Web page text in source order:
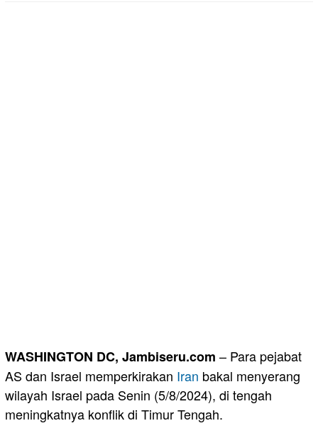
WASHINGTON DC, Jambiseru.com – Para pejabat
AS dan Israel memperkirakan Iran bakal menyerang
wilayah Israel pada Senin (5/8/2024), di tengah
meningkatnya konflik di Timur Tengah.